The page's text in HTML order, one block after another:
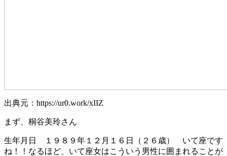
出典元：https://ur0.work/xIIZ
まず、桐谷美玲さん
生年月日 １９８９年１２月１６日（２６歳） いて座です
ね！！なるほど、いて座女はこういう男性に囲まれることが